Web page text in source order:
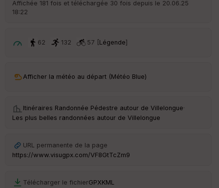
Affichée 181 fois et téléchargée 30 fois depuis le 20.06.25
18:22
62 132 57 [Légende]
Afficher la météo au départ (Météo Blue)
Itinéraires Randonnée Pédestre autour de Villelongue·
Les plus belles randonnées autour de Villelongue
URL permanente de la page
https://www.visugpx.com/VF8GtTcZm9
Télécharger le fichierGPXKML